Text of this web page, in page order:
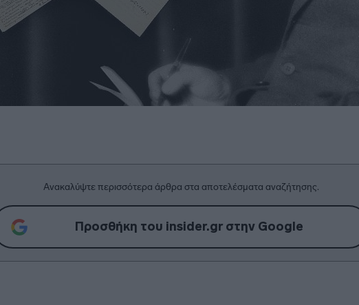
Ανακαλύψτε περισσότερα άρθρα στα αποτελέσματα αναζήτησης.
Προσθήκη του insider.gr στην Google